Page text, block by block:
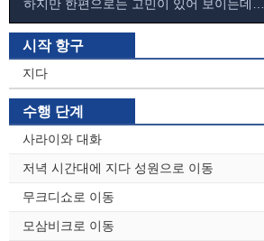
하지만 한편으로는 고민이 있어 보이는데….
시작 항구
지다
수행 단계
사라이와 대화
저녁 시간대에 지다 성원으로 이동
무크디쇼로 이동
모삼비크로 이동